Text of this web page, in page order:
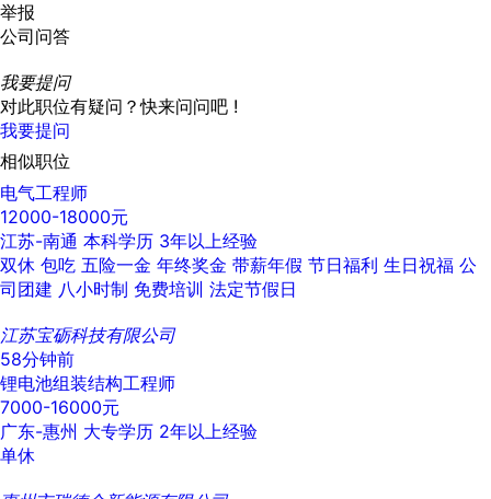
举报
公司问答
我要提问
对此职位有疑问？快来问问吧 !
我要提问
相似职位
电气工程师
12000-18000元
江苏-南通 本科学历 3年以上经验
双休 包吃 五险一金 年终奖金 带薪年假 节日福利 生日祝福 公
司团建 八小时制 免费培训 法定节假日
江苏宝砺科技有限公司
58分钟前
锂电池组装结构工程师
7000-16000元
广东-惠州 大专学历 2年以上经验
单休